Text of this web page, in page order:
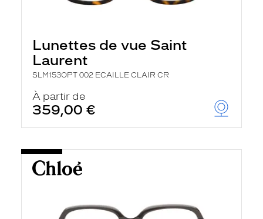
Lunettes de vue Saint
Laurent
SLM153OPT 002 ECAILLE CLAIR CR
À partir de
359,00 €